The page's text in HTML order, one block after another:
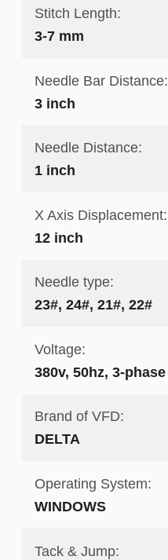
Stitch Length:
3-7 mm
Needle Bar Distance:
3 inch
Needle Distance:
1 inch
X Axis Displacement:
12 inch
Needle type:
23#, 24#, 21#, 22#
Voltage:
380v, 50hz, 3-phase
Brand of VFD:
DELTA
Operating System:
WINDOWS
Tack & Jump: